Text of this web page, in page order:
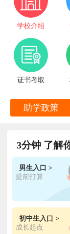
学校介绍
证书考取
助学政策
3分钟 了解
男生入口 >
提前打算
初中生入口 >
成长起点
王** 金典总
林** 金鼎大
时尚西
张** 金领大
钟** 经典西